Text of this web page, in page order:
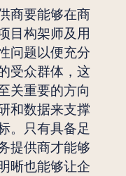
商要能够在商
目构架师及用
问题以便充分
受众群体，这
关重要的方向
和数据来支撑
。只有具备足
提供商才能够
晰也能够让企